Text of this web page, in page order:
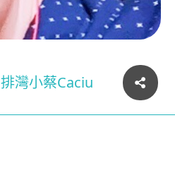
排灣小蔡Caciu